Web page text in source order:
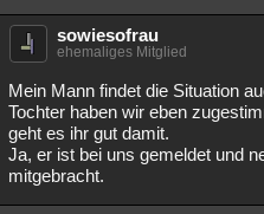
sowiesofrau
ehemaliges Mitglied
Mein Mann findet die Situation
Tochter haben wir eben
geht es ihr gut damit.
Ja, er ist bei uns gemeldet und
mitgebracht.